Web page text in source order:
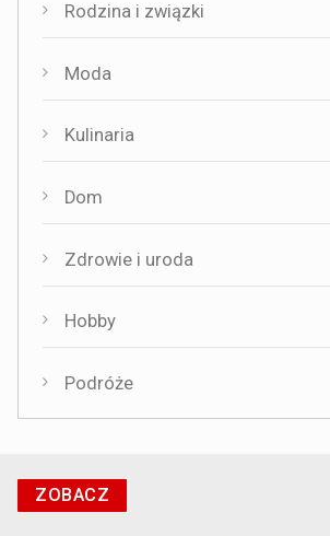
Rodzina i związki
Moda
Kulinaria
Dom
Zdrowie i uroda
Hobby
Podróże
ZOBACZ